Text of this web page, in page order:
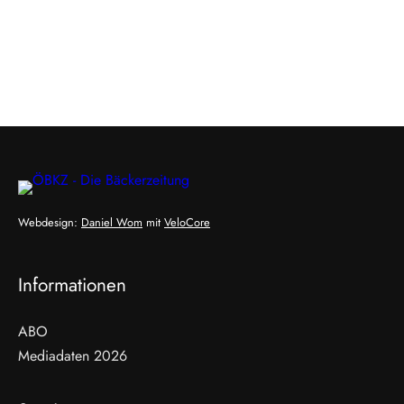
Webdesign: Daniel Wom mit VeloCore
Informationen
ABO
Mediadaten 2026